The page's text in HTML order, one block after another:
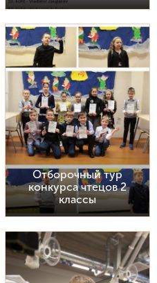
Отборочный тур
конкурса чтецов 2
классы